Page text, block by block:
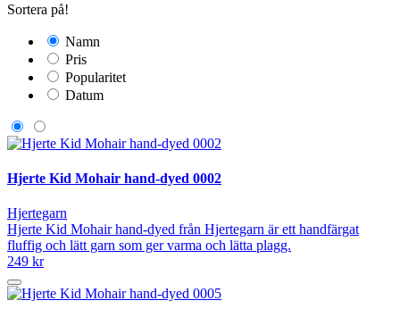
Sortera på!
Namn
Pris
Popularitet
Datum
Hjerte Kid Mohair hand-dyed 0002
Hjertegarn
Hjerte Kid Mohair hand-dyed från Hjertegarn är ett handfärgat
fluffig och lätt garn som ger varma och lätta plagg.
249 kr